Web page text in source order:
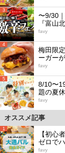
3
〜9/30
『富山
favy
4
梅田限
ーガー
favy
5
8/10〜
題の夏
favy
オススメ記事
1
【初心
ゼロで
favy